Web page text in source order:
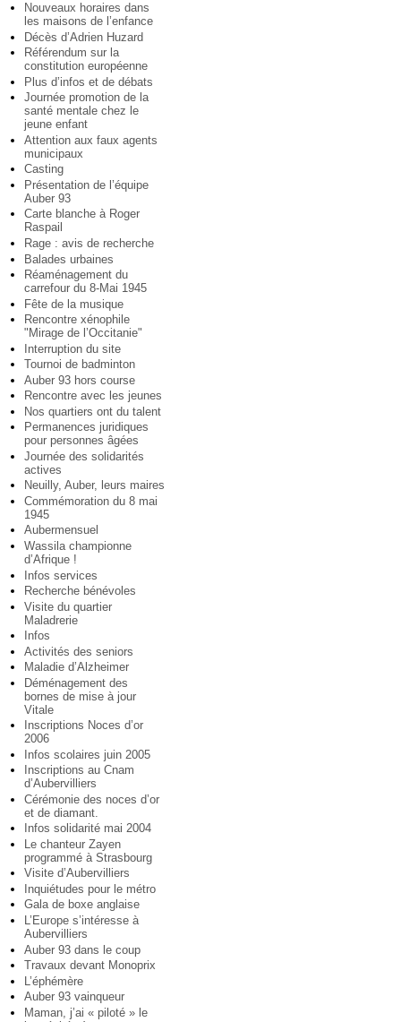
Nouveaux horaires dans
les maisons de l’enfance
Décès d’Adrien Huzard
Référendum sur la
constitution européenne
Plus d’infos et de débats
Journée promotion de la
santé mentale chez le
jeune enfant
Attention aux faux agents
municipaux
Casting
Présentation de l’équipe
Auber 93
Carte blanche à Roger
Raspail
Rage : avis de recherche
Balades urbaines
Réaménagement du
carrefour du 8-Mai 1945
Fête de la musique
Rencontre xénophile
"Mirage de l’Occitanie"
Interruption du site
Tournoi de badminton
Auber 93 hors course
Rencontre avec les jeunes
Nos quartiers ont du talent
Permanences juridiques
pour personnes âgées
Journée des solidarités
actives
Neuilly, Auber, leurs maires
Commémoration du 8 mai
1945
Aubermensuel
Wassila championne
d’Afrique !
Infos services
Recherche bénévoles
Visite du quartier
Maladrerie
Infos
Activités des seniors
Maladie d’Alzheimer
Déménagement des
bornes de mise à jour
Vitale
Inscriptions Noces d’or
2006
Infos scolaires juin 2005
Inscriptions au Cnam
d’Aubervilliers
Cérémonie des noces d’or
et de diamant.
Infos solidarité mai 2004
Le chanteur Zayen
programmé à Strasbourg
Visite d’Aubervilliers
Inquiétudes pour le métro
Gala de boxe anglaise
L’Europe s’intéresse à
Aubervilliers
Auber 93 dans le coup
Travaux devant Monoprix
L’éphémère
Auber 93 vainqueur
Maman, j’ai « piloté » le